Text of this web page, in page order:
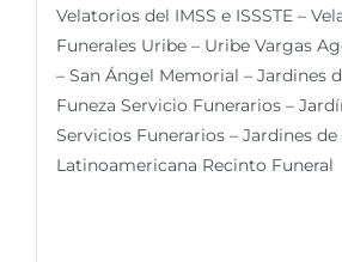
Velatorios del IMSS e ISSSTE –
Funerales Uribe – Uribe Vargas
– San Ángel Memorial – Jardines
Funeza Servicio Funerarios –
Servicios Funerarios – Jardines
Latinoamericana Recinto Funeral